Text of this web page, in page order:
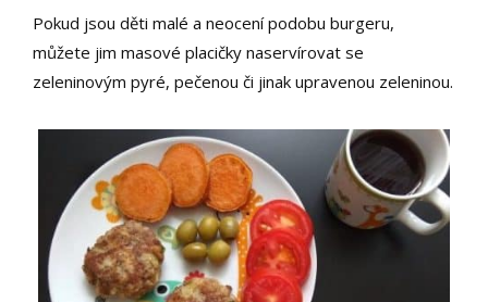
Pokud jsou děti malé a neocení podobu burgeru,
můžete jim masové placičky naservírovat se
zeleninovým pyré, pečenou či jinak upravenou zeleninou.